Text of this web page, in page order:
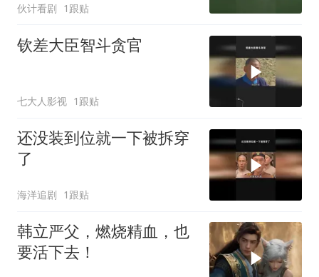
伙计看剧 1跟贴
钦差大臣智斗贪官
七大人影视 1跟贴
还没装到位就一下被拆穿
了
海洋追剧 1跟贴
韩立严父，燃烧精血，也
要活下去！